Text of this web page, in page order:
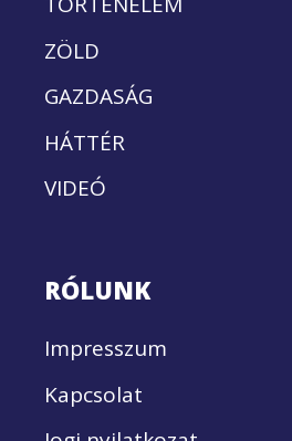
ZÖLD
GAZDASÁG
HÁTTÉR
VIDEÓ
RÓLUNK
Impresszum
Kapcsolat